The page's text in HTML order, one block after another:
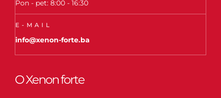
Pon - pet: 8:00 - 16:30
E-MAIL
info@xenon-forte.ba
O Xenon forte